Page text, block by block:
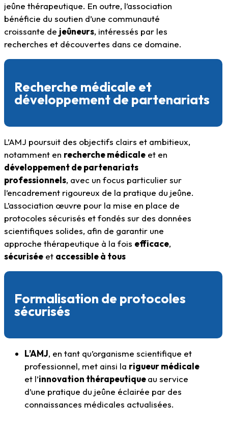
jeûne thérapeutique. En outre, l’association
bénéficie du soutien d’une communauté
croissante de jeûneurs, intéressés par les
recherches et découvertes dans ce domaine.
Recherche médicale et
développement de partenariats
L’AMJ poursuit des objectifs clairs et ambitieux,
notamment en recherche médicale et en
développement de partenariats
professionnels, avec un focus particulier sur
l’encadrement rigoureux de la pratique du jeûne.
L’association œuvre pour la mise en place de
protocoles sécurisés et fondés sur des données
scientifiques solides, afin de garantir une
approche thérapeutique à la fois efficace,
sécurisée et accessible à tous
Formalisation de protocoles
sécurisés
L’AMJ, en tant qu’organisme scientifique et
professionnel, met ainsi la rigueur médicale
et l’innovation thérapeutiqueau service
d’une pratique du jeûne éclairée par des
connaissances médicales actualisées.